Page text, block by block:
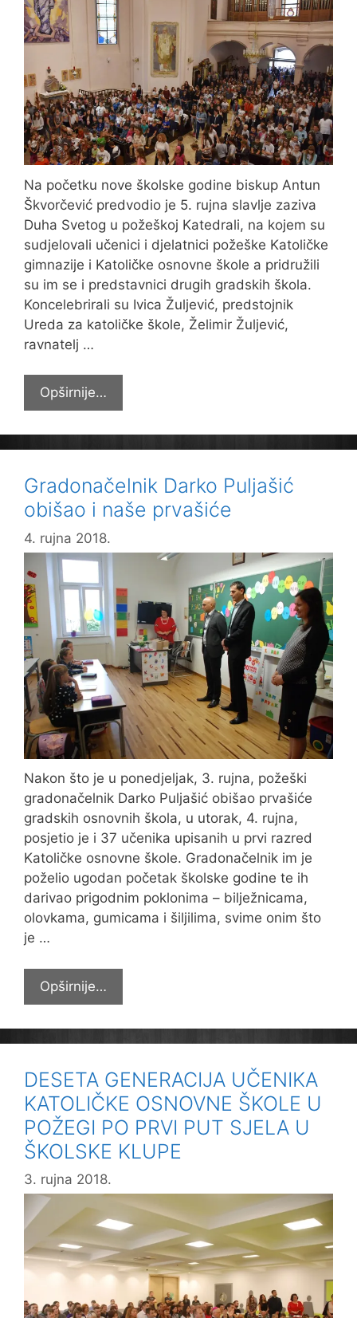
Na početku nove školske godine biskup Antun
Škvorčević predvodio je 5. rujna slavlje zaziva
Duha Svetog u požeškoj Katedrali, na kojem su
sudjelovali učenici i djelatnici požeške Katoličke
gimnazije i Katoličke osnovne škole a pridružili
su im se i predstavnici drugih gradskih škola.
Koncelebrirali su Ivica Žuljević, predstojnik
Ureda za katoličke škole, Želimir Žuljević,
ravnatelj …
Opširnije…
Duše
Sveti!
Gradonačelnik Darko Puljašić
obišao i naše prvašiće
4. rujna 2018.
Nakon što je u ponedjeljak, 3. rujna, požeški
gradonačelnik Darko Puljašić obišao prvašiće
gradskih osnovnih škola, u utorak, 4. rujna,
posjetio je i 37 učenika upisanih u prvi razred
Katoličke osnovne škole. Gradonačelnik im je
poželio ugodan početak školske godine te ih
darivao prigodnim poklonima – bilježnicama,
olovkama, gumicama i šiljilima, svime onim što
je …
Opširnije…
Darko
Puljašić
obišao
naše
prvašiće
DESETA GENERACIJA UČENIKA
KATOLIČKE OSNOVNE ŠKOLE U
POŽEGI PO PRVI PUT SJELA U
ŠKOLSKE KLUPE
3. rujna 2018.